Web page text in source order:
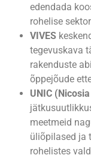
edendada
rohelise
VIVES
tegevuskava
rakenduste
õppejõude
UNIC
meetmeid
üliõpilased ja
rohelistes